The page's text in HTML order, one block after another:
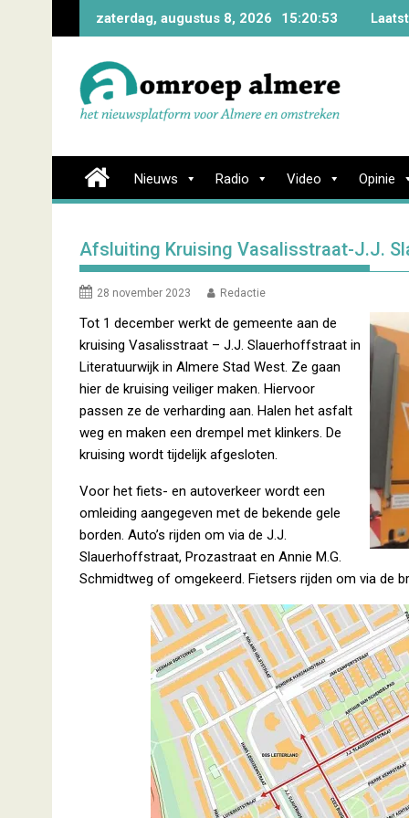
zaterdag, augustus 8, 2026 15:20:54
Nieuws Radio Video Opinie
Afsluiting Kruising Vasalisstraat-J.J.
28 november 2023 Redactie
Tot 1 december werkt de gemeente aan de
kruising Vasalisstraat – J.J. Slauerhoffstraat in
Literatuurwijk in Almere Stad West. Ze gaan
hier de kruising veiliger maken. Hiervoor
passen ze de verharding aan. Halen het asfalt
weg en maken een drempel met klinkers. De
kruising wordt tijdelijk afgesloten.
Voor het fiets- en autoverkeer wordt een
omleiding aangegeven met de bekende gele
borden. Auto’s rijden om via de J.J.
Slauerhoffstraat, Prozastraat en Annie M.G.
Schmidtweg of omgekeerd. Fietsers rijden om via de